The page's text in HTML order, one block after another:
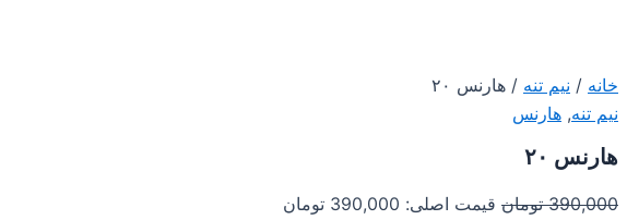
خانه / نیم تنه / هارنس ۲۰
نیم تنه, هارنس
هارنس ۲۰
390,000 تومان
قیمت اصلی: 390,000 تومان